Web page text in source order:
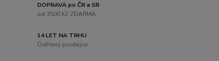
DOPRAVA po ČR a SR
od 3500 Kč ZDARMA
14 LET NA TRHU
Ověřený prodejce